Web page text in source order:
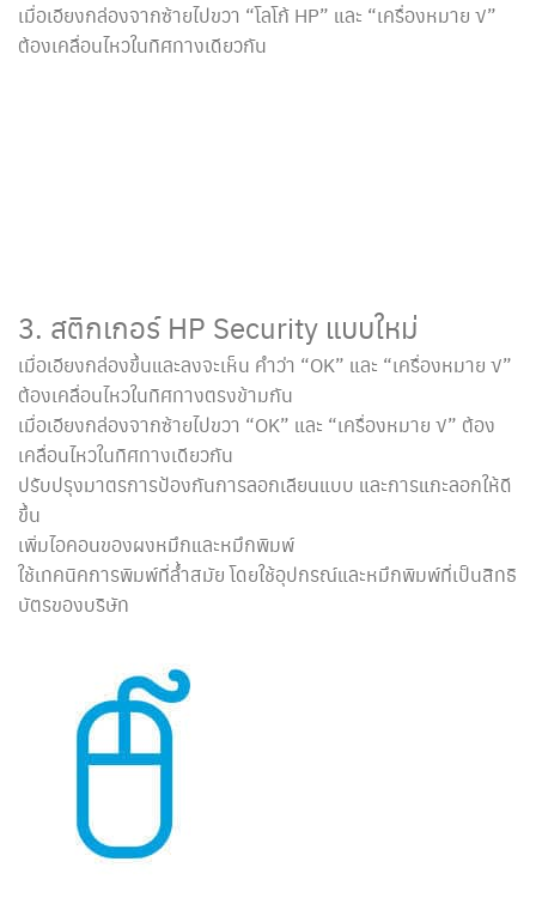
เมื่อเอียงกล่องจากซ้ายไปขวา “โลโก้ HP” และ “เครื่องหมาย √”
ต้องเคลื่อนไหวในทิศทางเดียวกัน
3. สติกเกอร์ HP Security แบบใหม่
เมื่อเอียงกล่องขึ้นและลงจะเห็น คำว่า “OK” และ “เครื่องหมาย √”
ต้องเคลื่อนไหวในทิศทางตรงข้ามกัน
เมื่อเอียงกล่องจากซ้ายไปขวา “OK” และ “เครื่องหมาย √” ต้อง
เคลื่อนไหวในทิศทางเดียวกัน
ปรับปรุงมาตรการป้องกันการลอกเลียนแบบ และการแกะลอกให้ดี
ขึ้น
เพิ่มไอคอนของผงหมึกและหมึกพิมพ์
ใช้เทคนิคการพิมพ์ที่ล้ำสมัย โดยใช้อุปกรณ์และหมึกพิมพ์ที่เป็นสิทธิ
บัตรของบริษัท